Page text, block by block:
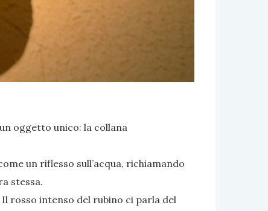
oggetto unico: la collana
un riflesso sull’acqua, richiamando
stessa.
rosso intenso del rubino ci parla del